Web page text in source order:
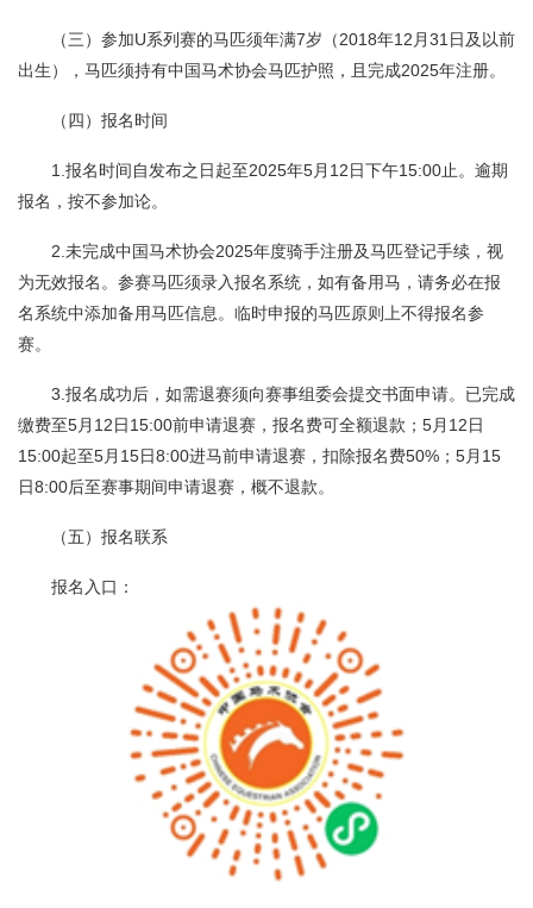
（三）参加U系列赛的马匹须年满7岁（2018年12月31日及以前
出生），马匹须持有中国马术协会马匹护照，且完成2025年注册。
（四）报名时间
1.报名时间自发布之日起至2025年5月12日下午15:00止。逾期
报名，按不参加论。
2.未完成中国马术协会2025年度骑手注册及马匹登记手续，视
为无效报名。参赛马匹须录入报名系统，如有备用马，请务必在报
名系统中添加备用马匹信息。临时申报的马匹原则上不得报名参
赛。
3.报名成功后，如需退赛须向赛事组委会提交书面申请。已完成
缴费至5月12日15:00前申请退赛，报名费可全额退款；5月12日
15:00起至5月15日8:00进马前申请退赛，扣除报名费50%；5月15
日8:00后至赛事期间申请退赛，概不退款。
（五）报名联系
报名入口：